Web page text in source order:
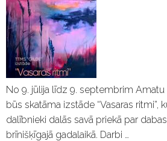
No 9. jūlija līdz 9. septembrim
būs skatāma izstāde “Vasaras ritmi”,
dalībnieki dalās savā priekā par
brīnišķīgajā gadalaikā. Darbi …